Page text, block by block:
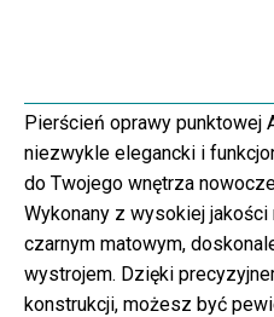
Pierścień oprawy punktowej
niezwykle elegancki i
do Twojego wnętrza
Wykonany z wysokiej jakości
czarnym matowym,
wystrojem. Dzięki
konstrukcji, możesz być